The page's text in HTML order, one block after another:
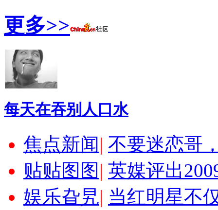
更多>>
每天在吞别人口水
焦点新闻| 不要迷恋哥
贴贴图图 | 英媒评出
娱乐旮旯| 当红明星不